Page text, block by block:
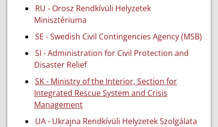
RU - Orosz Rendkívüli Helyzetek
Minisztériuma
SE - Swedish Civil Contingencies Agency (MSB)
SI - Administration for Civil Protection and
Disaster Relief
SK - Ministry of the Interior, Section for
Integrated Rescue System and Crisis
Management
UA - Ukrajna Rendkívüli Helyzetek Szolgálata